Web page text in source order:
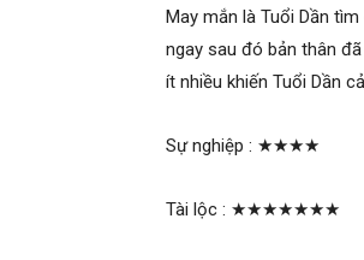
May mắn là Tuổi Dần
ngay sau đó bản thân
ít nhiều khiến Tuổi Dần
Sự nghiệp : ★★★★
Tài lộc : ★★★★★★★